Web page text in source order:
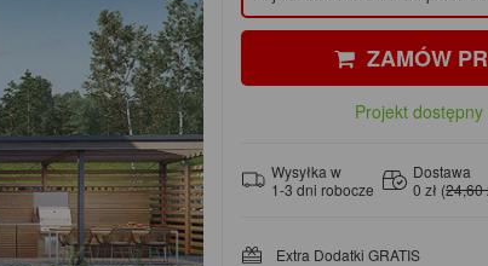
ZAMÓW
Projekt
Wysyłka w
1-3 dni robocze
Dostawa
0 zł (24,60
Extra Dodatki GRATIS